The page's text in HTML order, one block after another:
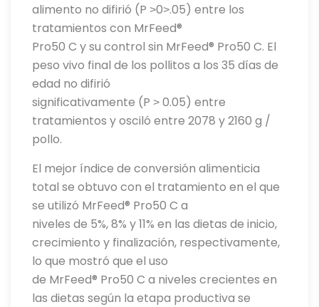
alimento no difirió (P ˃0˃.05) entre los
tratamientos con MrFeed®
Pro50 C y su control sin MrFeed® Pro50 C. El
peso vivo final de los pollitos a los 35 días de
edad no difirió
significativamente (P ˃ 0.05) entre
tratamientos y osciló entre 2078 y 2160 g /
pollo.
El mejor índice de conversión alimenticia
total se obtuvo con el tratamiento en el que
se utilizó MrFeed® Pro50 C a
niveles de 5%, 8% y 11% en las dietas de inicio,
crecimiento y finalización, respectivamente,
lo que mostró que el uso
de MrFeed® Pro50 C a niveles crecientes en
las dietas según la etapa productiva se